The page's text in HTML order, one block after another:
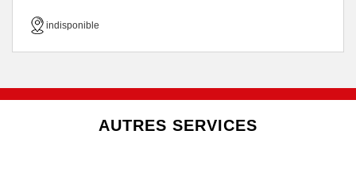
indisponible
AUTRES SERVICES